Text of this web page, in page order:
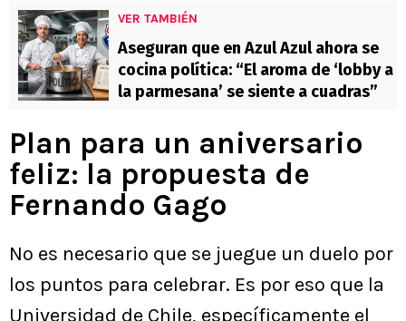
VER TAMBIÉN
Aseguran que en Azul Azul ahora se
cocina política: “El aroma de ‘lobby a
la parmesana’ se siente a cuadras”
Plan para un aniversario
feliz: la propuesta de
Fernando Gago
No es necesario que se juegue un duelo por
los puntos para celebrar. Es por eso que la
Universidad de Chile, específicamente el